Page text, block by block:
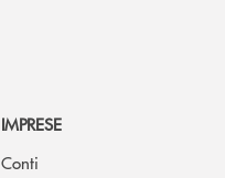
IMPRESE
Conti